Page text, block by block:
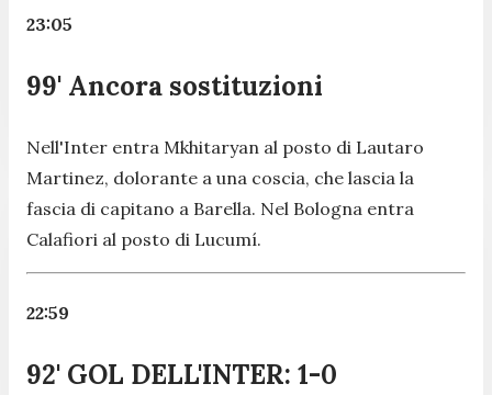
23:05
99' Ancora sostituzioni
Nell'Inter entra Mkhitaryan al posto di Lautaro
Martinez, dolorante a una coscia, che lascia la
fascia di capitano a Barella. Nel Bologna entra
Calafiori al posto di Lucumí.
22:59
92' GOL DELL'INTER: 1-0